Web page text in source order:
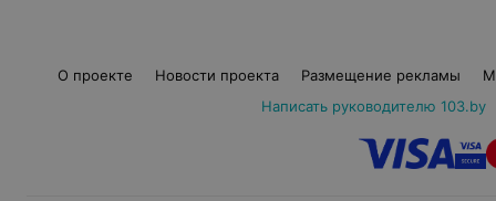
О проекте Новости проекта Размещение рекламы
Написать руководителю 103.by